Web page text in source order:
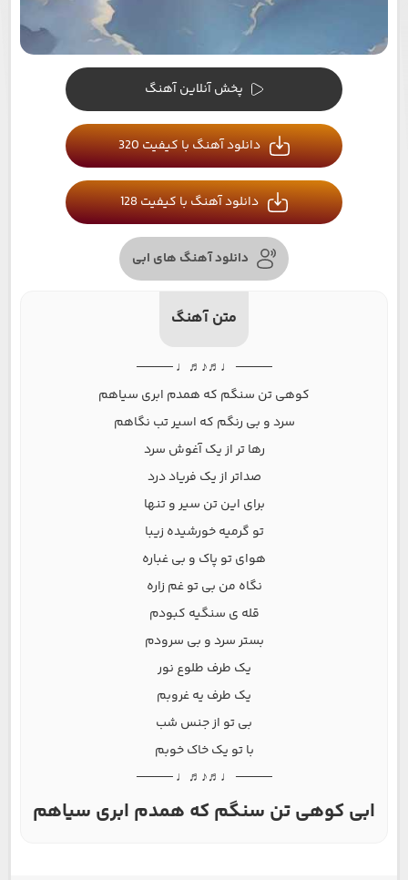
پخش آنلاین آهنگ
دانلود آهنگ با کیفیت 320
دانلود آهنگ با کیفیت 128
دانلود آهنگ های ابی
متن آهنگ
──── ♩♬♪♬♩ ────
کوهی تن سنگم که همدم ابری سیاهم
سرد و بی رنگم که اسیر تب نگاهم
رها تر از یک آغوش سرد
صداتر از یک فریاد درد
برای این تن سیر و تنها
تو گرمیه خورشیده زیبا
هوای تو پاک و بی غباره
نگاه من بی تو غم زاره
قله ی سنگیه کبودم
بستر سرد و بی سرودم
یک طرف طلوع نور
یک طرف یه غروبم
بی تو از جنس شب
با تو یک خاک خوبم
──── ♩♬♪♬♩ ────
ابی کوهی تن سنگم که همدم ابری سیاهم